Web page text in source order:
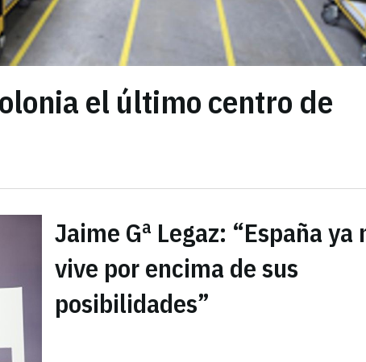
el último centro de
Jaime Gª Legaz: “España ya
vive por encima de sus
posibilidades”